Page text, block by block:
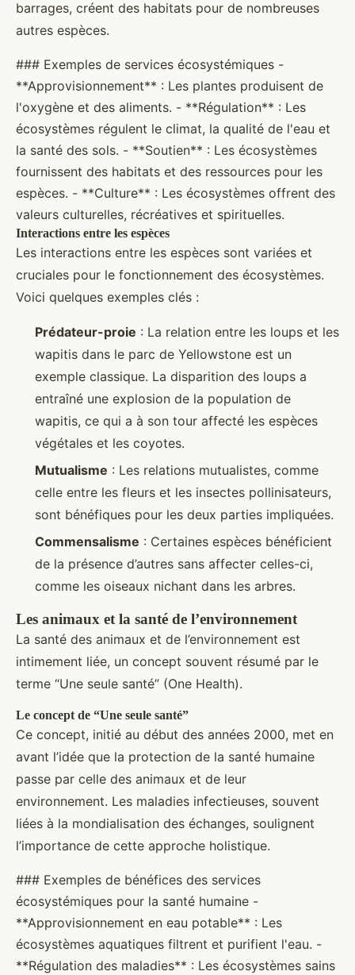
barrages, créent des habitats pour de nombreuses
autres espèces.
### Exemples de services écosystémiques -
**Approvisionnement** : Les plantes produisent de
l'oxygène et des aliments. - **Régulation** : Les
écosystèmes régulent le climat, la qualité de l'eau et
la santé des sols. - **Soutien** : Les écosystèmes
fournissent des habitats et des ressources pour les
espèces. - **Culture** : Les écosystèmes offrent des
valeurs culturelles, récréatives et spirituelles.
Interactions entre les espèces
Les interactions entre les espèces sont variées et
cruciales pour le fonctionnement des écosystèmes.
Voici quelques exemples clés :
Prédateur-proie : La relation entre les loups et les
wapitis dans le parc de Yellowstone est un
exemple classique. La disparition des loups a
entraîné une explosion de la population de
wapitis, ce qui a à son tour affecté les espèces
végétales et les coyotes.
Mutualisme : Les relations mutualistes, comme
celle entre les fleurs et les insectes pollinisateurs,
sont bénéfiques pour les deux parties impliquées.
Commensalisme : Certaines espèces bénéficient
de la présence d’autres sans affecter celles-ci,
comme les oiseaux nichant dans les arbres.
Les animaux et la santé de l’environnement
La santé des animaux et de l’environnement est
intimement liée, un concept souvent résumé par le
terme “Une seule santé” (One Health).
Le concept de “Une seule santé”
Ce concept, initié au début des années 2000, met en
avant l’idée que la protection de la santé humaine
passe par celle des animaux et de leur
environnement. Les maladies infectieuses, souvent
liées à la mondialisation des échanges, soulignent
l’importance de cette approche holistique.
### Exemples de bénéfices des services
écosystémiques pour la santé humaine -
**Approvisionnement en eau potable** : Les
écosystèmes aquatiques filtrent et purifient l'eau. -
**Régulation des maladies** : Les écosystèmes sains